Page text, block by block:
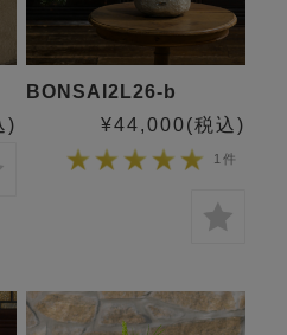
)
BONSAI2L26-b
¥44,000(税込)
1件